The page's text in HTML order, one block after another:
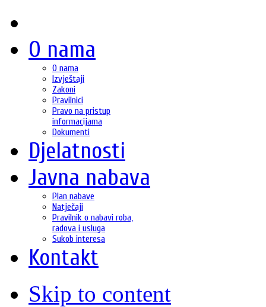
O nama
O nama
Izvještaji
Zakoni
Pravilnici
Pravo na pristup
informacijama
Dokumenti
Djelatnosti
Javna nabava
Plan nabave
Natječaji
Pravilnik o nabavi roba,
radova i usluga
Sukob interesa
Kontakt
Skip to content